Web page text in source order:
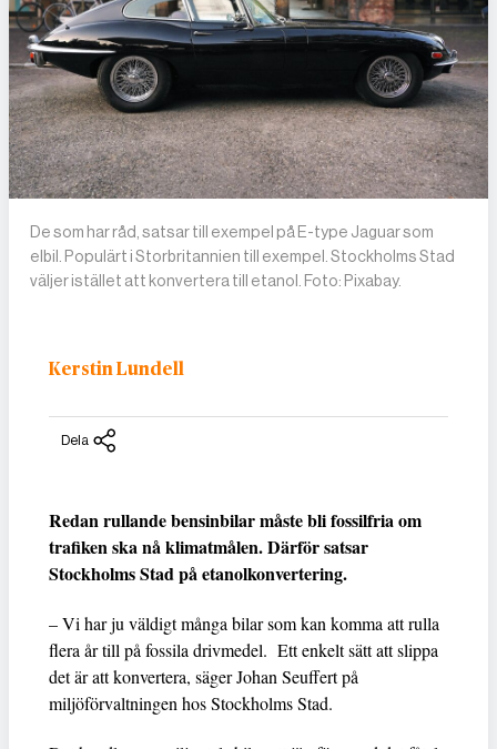
De som har råd, satsar till exempel på E-type Jaguar som
elbil. Populärt i Storbritannien till exempel. Stockholms Stad
väljer istället att konvertera till etanol. Foto: Pixabay.
Kerstin Lundell
Dela
Redan rullande bensinbilar måste bli fossilfria om
trafiken ska nå klimatmålen. Därför satsar
Stockholms Stad på etanolkonvertering.
– Vi har ju väldigt många bilar som kan komma att rulla
flera år till på fossila drivmedel. Ett enkelt sätt att slippa
det är att konvertera, säger Johan Seuffert på
miljöförvaltningen hos Stockholms Stad.